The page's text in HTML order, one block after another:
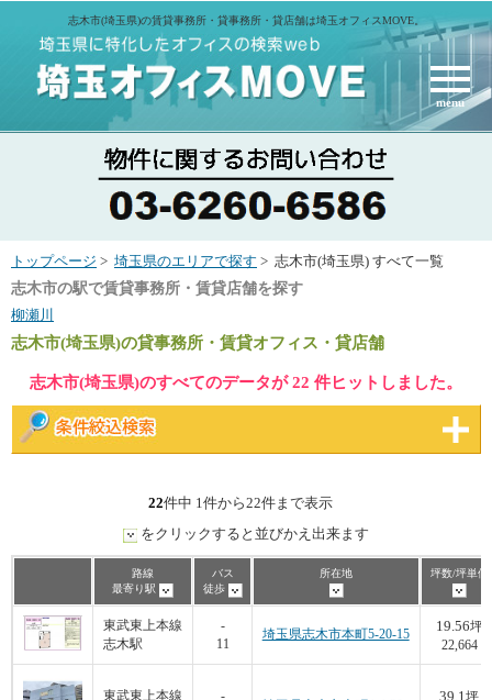
志木市(埼玉県)の賃貸事務所・貸事務所・貸店舗は埼玉オフィスMOVE。
menu
トップページ > 埼玉県のエリアで探す > 志木市(埼玉県) すべて一覧
志木市の駅で賃貸事務所・賃貸店舗を探す
柳瀬川
志木市(埼玉県)の貸事務所・賃貸オフィス・貸店舗
志木市(埼玉県)のすべてのデータが 22 件ヒットしました。
22件中 1件から22件まで表示
をクリックすると並びかえ出来ます
路線
最寄り駅
バス
徒歩
所在地 坪数/坪単価
東武東上本線
志木駅
-
11
埼玉県志木市本町5-20-15
19.56坪
22,664
東武東上本線
-
39.1